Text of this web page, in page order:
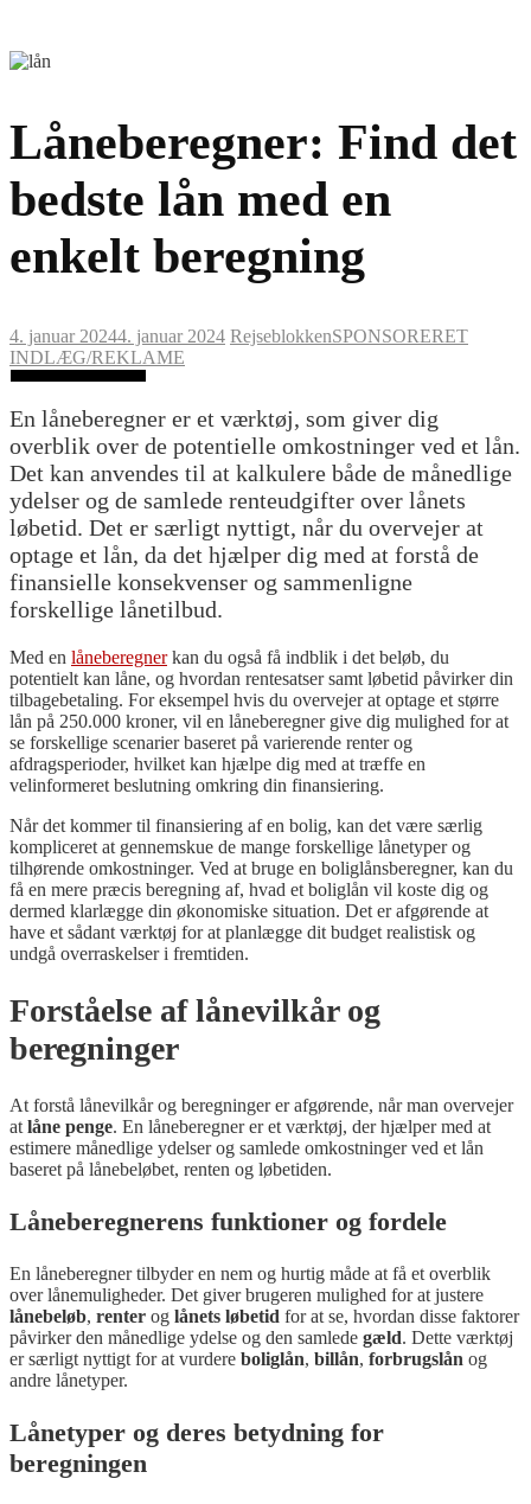
Låneberegner: Find det
bedste lån med en
enkelt beregning
4. januar 20244. januar 2024 RejseblokkenSPONSORERET
INDLÆG/REKLAME
En låneberegner er et værktøj, som giver dig
overblik over de potentielle omkostninger ved et lån.
Det kan anvendes til at kalkulere både de månedlige
ydelser og de samlede renteudgifter over lånets
løbetid. Det er særligt nyttigt, når du overvejer at
optage et lån, da det hjælper dig med at forstå de
finansielle konsekvenser og sammenligne
forskellige lånetilbud.
Med en låneberegnerkan du også få indblik i det beløb, du
potentielt kan låne, og hvordan rentesatser samt løbetid påvirker din
tilbagebetaling. For eksempel hvis du overvejer at optage et større
lån på 250.000 kroner, vil en låneberegner give dig mulighed for at
se forskellige scenarier baseret på varierende renter og
afdragsperioder, hvilket kan hjælpe dig med at træffe en
velinformeret beslutning omkring din finansiering.
Når det kommer til finansiering af en bolig, kan det være særlig
kompliceret at gennemskue de mange forskellige lånetyper og
tilhørende omkostninger. Ved at bruge en boliglånsberegner, kan du
få en mere præcis beregning af, hvad et boliglån vil koste dig og
dermed klarlægge din økonomiske situation. Det er afgørende at
have et sådant værktøj for at planlægge dit budget realistisk og
undgå overraskelser i fremtiden.
Forståelse af lånevilkår og
beregninger
At forstå lånevilkår og beregninger er afgørende, når man overvejer
at låne penge. En låneberegner er et værktøj, der hjælper med at
estimere månedlige ydelser og samlede omkostninger ved et lån
baseret på lånebeløbet, renten og løbetiden.
Låneberegnerens funktioner og fordele
En låneberegner tilbyder en nem og hurtig måde at få et overblik
over lånemuligheder. Det giver brugeren mulighed for at justere
lånebeløb, renter og lånets løbetid for at se, hvordan disse faktorer
påvirker den månedlige ydelse og den samlede gæld. Dette værktøj
er særligt nyttigt for at vurdere boliglån, billån, forbrugslån og
andre lånetyper.
Lånetyper og deres betydning for
beregningen